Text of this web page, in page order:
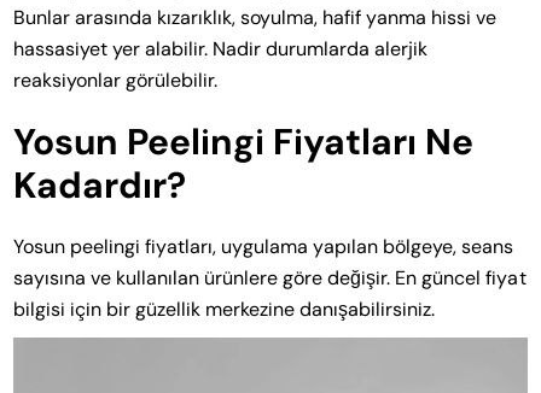
Bunlar arasında kızarıklık, soyulma, hafif yanma hissi ve
hassasiyet yer alabilir. Nadir durumlarda alerjik
reaksiyonlar görülebilir.
Yosun Peelingi Fiyatları Ne
Kadardır?
Yosun peelingi fiyatları, uygulama yapılan bölgeye, seans
sayısına ve kullanılan ürünlere göre değişir. En güncel fiyat
bilgisi için bir güzellik merkezine danışabilirsiniz.